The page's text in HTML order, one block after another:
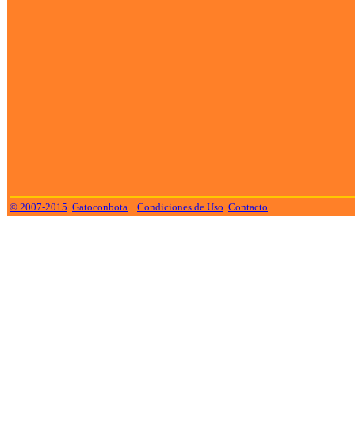
© 2007-2015 Gatoconbota Condiciones de Uso Contacto